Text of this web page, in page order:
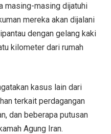
masing-masing dijatuhi
mereka akan dijalani
dengan gelang kaki
kilometer dari rumah
kasus lain dari
terkait perdagangan
dan beberapa putusan
Agung Iran.